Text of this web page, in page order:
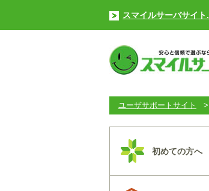
スマイルサーバサイト.
ユーザサポートサイト >
初めての方へ